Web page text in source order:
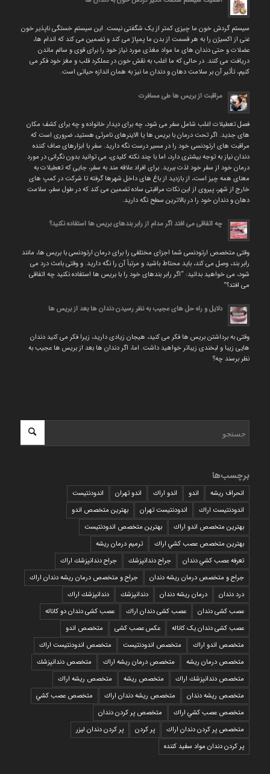
سیستم گردش خون ما چیزی کمتر از یک شگفتی نیست. این سیستم خستگی ناپذیر خون
غنی از اکسیژن را به هر قسمت از بدن ما پمپاژ می کند و تضمین می کند که اندام ها،
عضلات و حتی دندان های ما مواد مغذی مورد نیاز خود را برای قوی و سالم ماندن
دریافت می کنند. در حالی که ما اغلب به نقش خون در عملکرد قلب و مغز خود فکر می
کنیم، تأثیر آن بر سلامت دهان و دندان ما نیز به همان اندازه حیاتی است.
مراقبت از بریس ها طی مسافرت
فصل تعطیلات اغلب شامل سفر می شود، چه برای دیدار خانواده و چه برای کشف مکان
های جدید. اگر تحت درمان با بریس ها یا الاینرهای نامرئی هستید، ضروری است که
مراقبت های ارتودنسی خود را در مسیر درست نگه دارید. سفر با ابزارهای صاف کننده
دندان نیاز به توجه بیشتری دارد، اما با چند نکته کلیدی، می توانید بدون نگرانی در مورد
درمان خود از سفر خود لذت ببرید. برای افراد علاقه مند به سفر، جایی که تعطیلات به
معنای همه چیز است، از بازدید از باغ های داخل شهرها گرفته تا شرکت در کمپ های
خارج از شهر، پیروی از این نکات مراقبتی ساده تضمین می کند که در طول سفر، سلامت
دهان و دندان خود را در بالاترین سطح نگه دارید.
چه اتفاقی می افتد اگر مدام از رابر بندهای بریس ها استفاده نکنید؟
وقتی متخصص ارتودنسی شما اجزای مختلفی را برای درمان ارتودنسی با بریس ها، مانند
رابر بند، وصل می کند، باید محتاط باشید و مرتباً آن را نگه دارید. و وقتی باعث درد می
شود، می خواهید بدانید: “اگر رابر بندهای خود را با بریس ها استفاده نکنید چه اتفاقی
می افتد؟”
دلایل و راه حل های عجیب به نظر رسیدن دندان ها بعد از بریس ها
وقتی به برداشتن بریس ها فکر می کنید، هیجان زیادی دارید، زیرا فکر می کنید دندان
هایی زیبا و لبخندی زیباتر خواهید داشت. اما، اگر دندان ها بعد از بریس ها عجیب به
نظر برسند چه؟
برچسب‌ها
انحراف ریشه اندو اندو اراك اندو تهران
اندودنتیست
اندودنتیست اراك
اندودنتیست تهران
بهترين متخصص اندو
بهترين متخصص اندو اراك
بهترين متخصص اندودنتيست
بهترين متخصص عصب كشي اراك
ترمیم درمان ریشه
تعرفه عصب كشي دندان
جراح دندانپزشك
جراح دندانپزشك اراك
جراح و متخصص درمان ریشه دندان
جراح و متخصص درمان ریشه دندان اراك
درد دندان
درمان ریشه دندان دندانپزشك
دندانپزشك اراك
عصب کشی دندان
عصب کشی دندان اراك
عصب کشی دندان دو کاناله
عصب کشی دندان یک کاناله
عکس عصب کشی
متخصص اندو
متخصص اندو اراك
متخصص اندودنتيست
متخصص اندودنتيست اراك
متخصص درمان ريشه
متخصص درمان ريشه اراك
متخصص دندانپزشك
متخصص دندانپزشك اراك
متخصص ريشه
متخصص ريشه اراك
متخصص ريشه دندان
متخصص ريشه دندان اراك
متخصص عصب كشي
متخصص عصب كشي اراك
متخصص پر كردن دندان
متخصص پر كردن دندان اراك
پر كردن
پر كردن دندان ليزر
پر كردن دندان مواد سفيد كننده